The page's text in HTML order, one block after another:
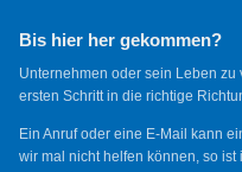
Bis hier her gekommen?
Unternehmen oder sein Leben
ersten Schritt in die richtige
Ein Anruf oder eine E-Mail kann
wir mal nicht helfen können, so ist